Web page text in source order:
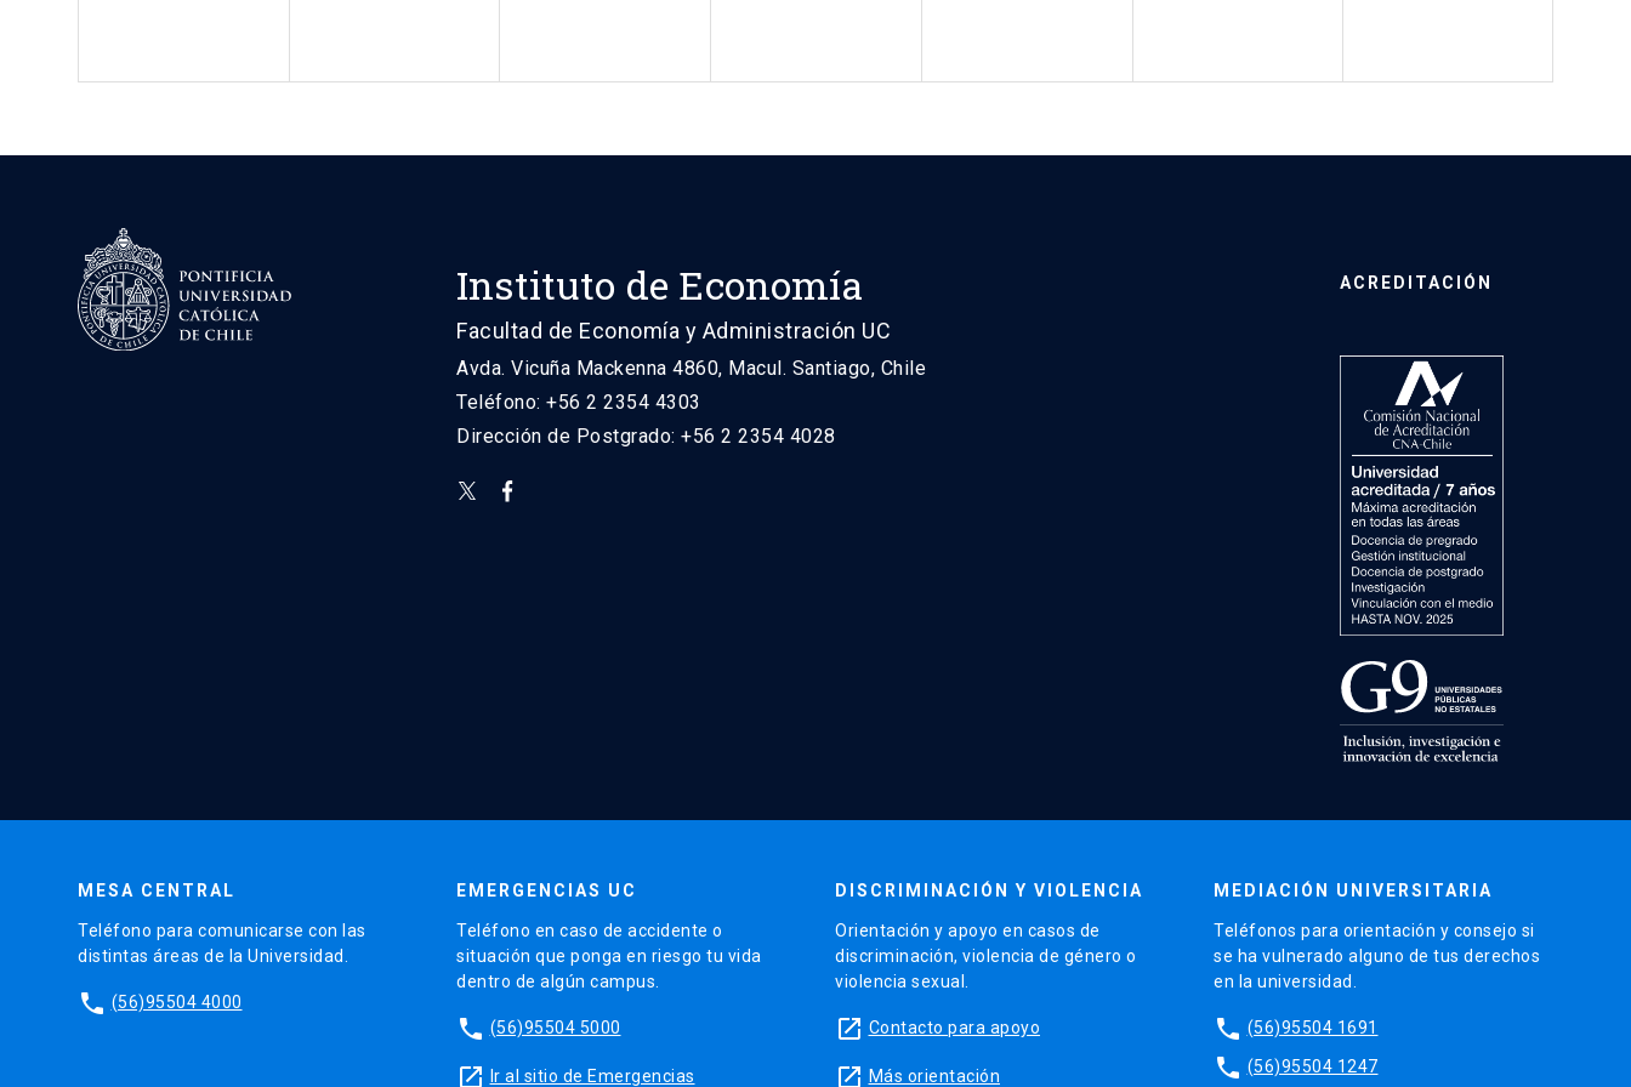
Instituto de Economía
Facultad de Economía y Administración UC
Avda. Vicuña Mackenna 4860, Macul. Santiago, Chile
Teléfono: +56 2 2354 4303
Dirección de Postgrado: +56 2 2354 4028
ACREDITACIÓN
MESA CENTRAL
Teléfono para comunicarse con las
distintas áreas de la Universidad.
phone (56)95504 4000
EMERGENCIAS UC
Teléfono en caso de accidente o
situación que ponga en riesgo tu vida
dentro de algún campus.
phone (56)95504 5000
launch Ir al sitio de Emergencias
DISCRIMINACIÓN Y VIOLENCIA
Orientación y apoyo en casos de
discriminación, violencia de género o
violencia sexual.
launch Contacto para apoyo
launch Más orientación
MEDIACIÓN UNIVERSITARIA
Teléfonos para orientación y consejo si
se ha vulnerado alguno de tus derechos
en la universidad.
phone (56)95504 1691
phone (56)95504 1247